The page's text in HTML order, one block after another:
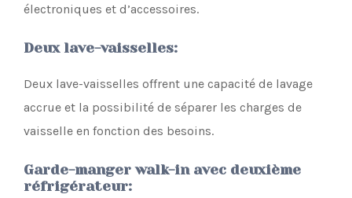
électroniques et d’accessoires.
Deux lave-vaisselles:
Deux lave-vaisselles offrent une capacité de lavage
accrue et la possibilité de séparer les charges de
vaisselle en fonction des besoins.
Garde-manger walk-in avec deuxième
réfrigérateur: